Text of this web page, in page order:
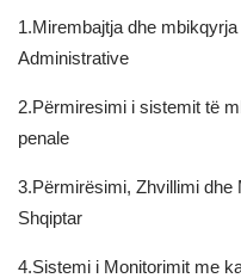
1.Mirembajtja dhe
Administrative
2.Përmiresimi i sistemit të
penale
3.Përmirësimi, Zhvillimi dhe
Shqiptar
4.Sistemi i Monitorimit me